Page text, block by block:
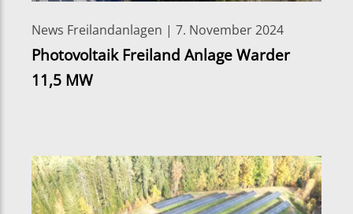
News Freilandanlagen | 7. November 2024
Photovoltaik Freiland Anlage Warder
11,5 MW